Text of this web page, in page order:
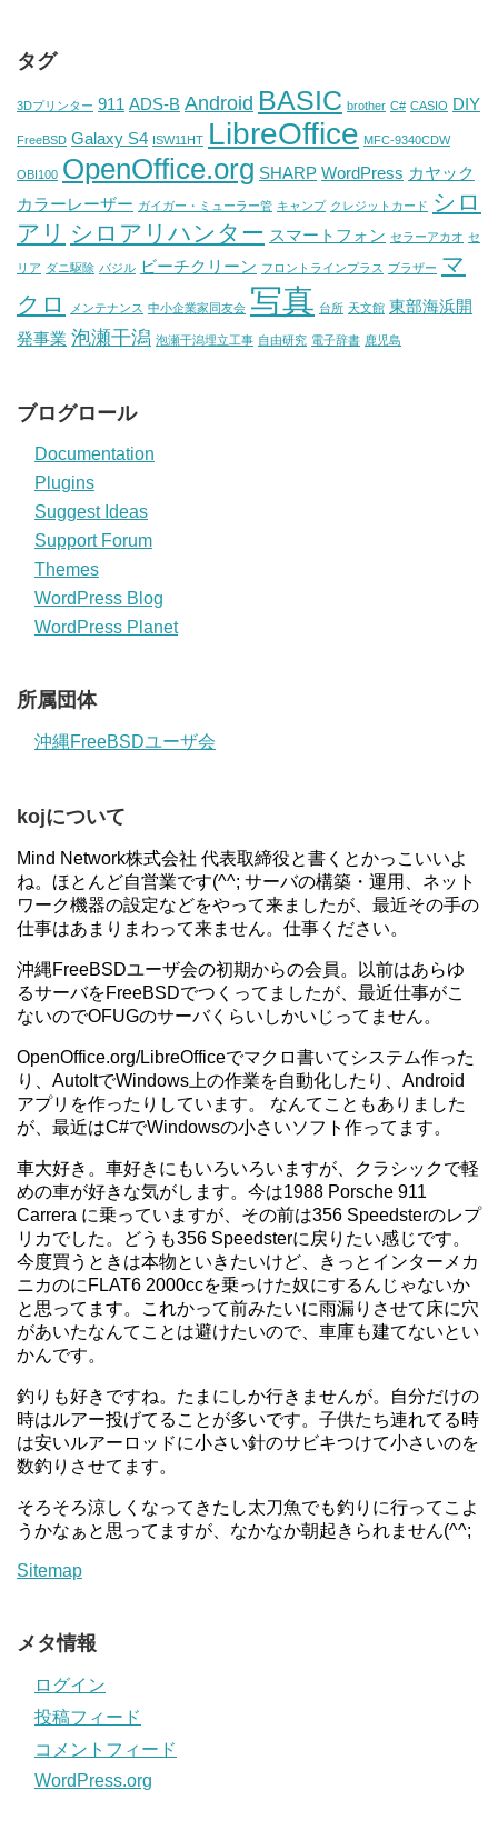
タグ
3Dプリンター 911 ADS-B Android BASIC brother C# CASIO DIY
FreeBSD Galaxy S4 ISW11HT LibreOffice MFC-9340CDW
OBI100 OpenOffice.org SHARP WordPress カヤック
カラーレーザー ガイガー・ミューラー管 キャンプ クレジットカード シロ
アリ シロアリハンター スマートフォン セラーアカオ セ
リア ダニ駆除 バジル ビーチクリーン フロントラインプラス ブラザー マ
クロ
メンテナンス 中小企業家同友会 写真 台所 天文館 東部海浜開
発事業 泡瀬干潟 泡瀬干潟埋立工事 自由研究 電子辞書 鹿児島
ブログロール
Documentation
Plugins
Suggest Ideas
Support Forum
Themes
WordPress Blog
WordPress Planet
所属団体
沖縄FreeBSDユーザ会
kojについて
Mind Network株式会社 代表取締役と書くとかっこいいよ
ね。ほとんど自営業です(^^; サーバの構築・運用、ネット
ワーク機器の設定などをやって来ましたが、最近その手の
仕事はあまりまわって来ません。仕事ください。
沖縄FreeBSDユーザ会の初期からの会員。以前はあらゆ
るサーバをFreeBSDでつくってましたが、最近仕事がこ
ないのでOFUGのサーバくらいしかいじってません。
OpenOffice.org/LibreOfficeでマクロ書いてシステム作った
り、AutoItでWindows上の作業を自動化したり、Android
アプリを作ったりしています。 なんてこともありました
が、最近はC#でWindowsの小さいソフト作ってます。
車大好き。車好きにもいろいろいますが、クラシックで軽
めの車が好きな気がします。今は1988 Porsche 911
Carrera に乗っていますが、その前は356 Speedsterのレプ
リカでした。どうも356 Speedsterに戻りたい感じです。
今度買うときは本物といきたいけど、きっとインターメカ
ニカのにFLAT6 2000ccを乗っけた奴にするんじゃないか
と思ってます。これかって前みたいに雨漏りさせて床に穴
があいたなんてことは避けたいので、車庫も建てないとい
かんです。
釣りも好きですね。たまにしか行きませんが。自分だけの
時はルアー投げてることが多いです。子供たち連れてる時
は安いルアーロッドに小さい針のサビキつけて小さいのを
数釣りさせてます。
そろそろ涼しくなってきたし太刀魚でも釣りに行ってこよ
うかなぁと思ってますが、なかなか朝起きられません(^^;
Sitemap
メタ情報
ログイン
投稿フィード
コメントフィード
WordPress.org